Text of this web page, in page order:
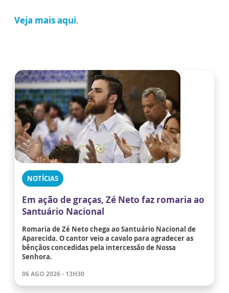
Veja mais aqui.
NOTÍCIAS
Em ação de graças, Zé Neto faz romaria ao
Santuário Nacional
Romaria de Zé Neto chega ao Santuário Nacional de
Aparecida. O cantor veio a cavalo para agradecer as
bênçãos concedidas pela intercessão de Nossa
Senhora.
06 AGO 2026 - 13H30